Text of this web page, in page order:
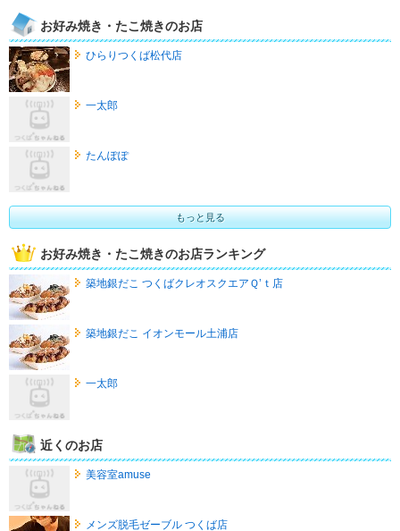
お好み焼き・たこ焼きのお店
ひらりつくば松代店
一太郎
たんぽぽ
もっと見る
お好み焼き・たこ焼きのお店ランキング
築地銀だこ つくばクレオスクエアＱ’ｔ店
築地銀だこ イオンモール土浦店
一太郎
近くのお店
美容室amuse
メンズ脱毛ゼーブル つくば店